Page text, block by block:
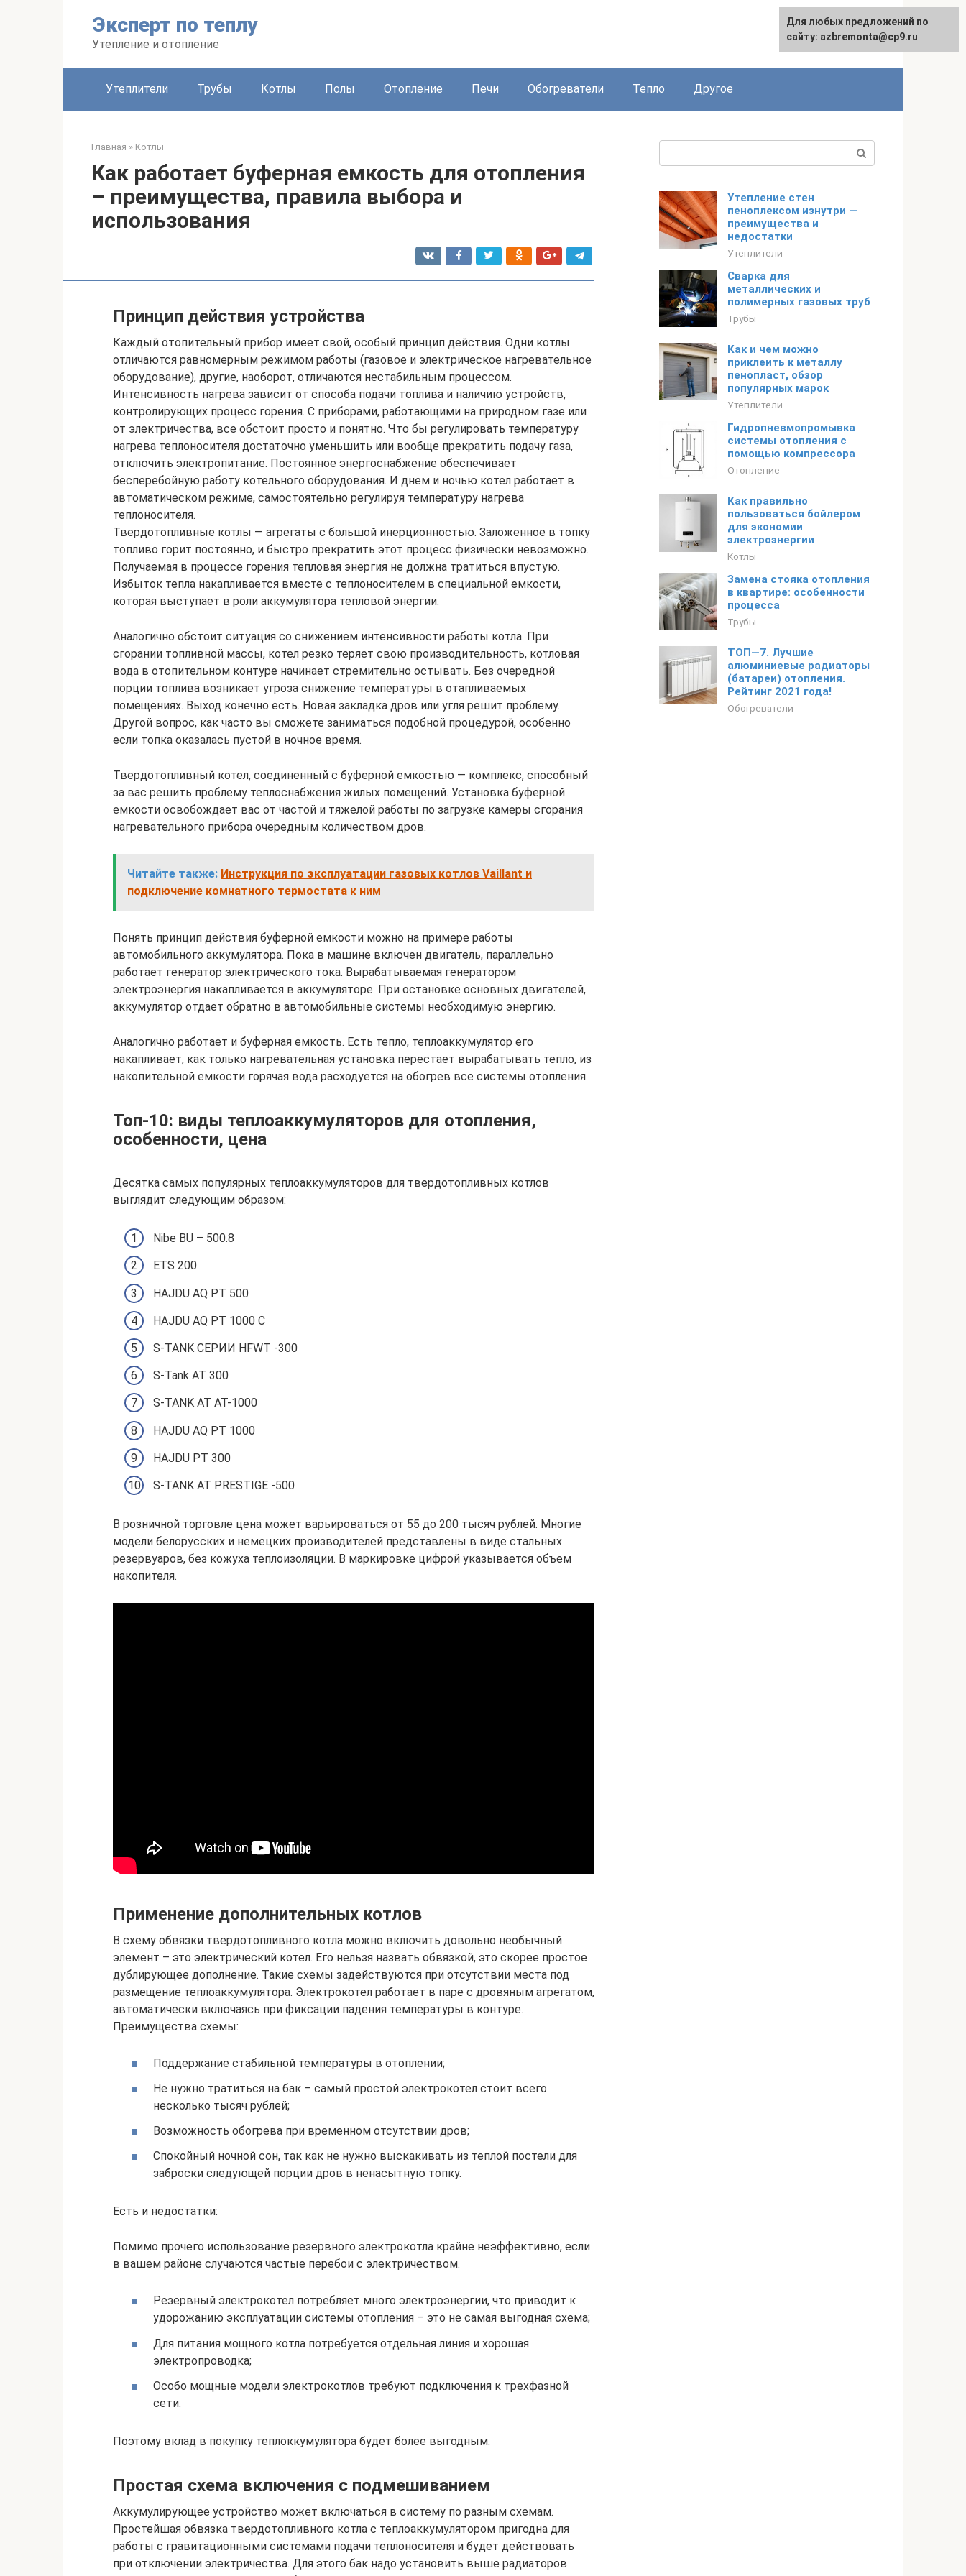
Эксперт по теплу
Утепление и отопление
English
Утеплители Трубы Котлы Полы Отопление Печи Обогреватели Тепло Другое
Главная » Котлы
Как работает буферная емкость для отопления
– преимущества, правила выбора и
использования
Принцип действия устройства
Каждый отопительный прибор имеет свой, особый принцип действия. Одни котлы
отличаются равномерным режимом работы (газовое и электрическое нагревательное
оборудование), другие, наоборот, отличаются нестабильным процессом.
Интенсивность нагрева зависит от способа подачи топлива и наличию устройств,
контролирующих процесс горения. С приборами, работающими на природном газе или
от электричества, все обстоит просто и понятно. Что бы регулировать температуру
нагрева теплоносителя достаточно уменьшить или вообще прекратить подачу газа,
отключить электропитание. Постоянное энергоснабжение обеспечивает
бесперебойную работу котельного оборудования. И днем и ночью котел работает в
автоматическом режиме, самостоятельно регулируя температуру нагрева
теплоносителя.
Твердотопливные котлы — агрегаты с большой инерционностью. Заложенное в топку
топливо горит постоянно, и быстро прекратить этот процесс физически невозможно.
Получаемая в процессе горения тепловая энергия не должна тратиться впустую.
Избыток тепла накапливается вместе с теплоносителем в специальной емкости,
которая выступает в роли аккумулятора тепловой энергии.
Аналогично обстоит ситуация со снижением интенсивности работы котла. При
сгорании топливной массы, котел резко теряет свою производительность, котловая
вода в отопительном контуре начинает стремительно остывать. Без очередной
порции топлива возникает угроза снижение температуры в отапливаемых
помещениях. Выход конечно есть. Новая закладка дров или угля решит проблему.
Другой вопрос, как часто вы сможете заниматься подобной процедурой, особенно
если топка оказалась пустой в ночное время.
Твердотопливный котел, соединенный с буферной емкостью — комплекс, способный
за вас решить проблему теплоснабжения жилых помещений. Установка буферной
емкости освобождает вас от частой и тяжелой работы по загрузке камеры сгорания
нагревательного прибора очередным количеством дров.
Читайте также: Инструкция по эксплуатации газовых котлов Vaillant и
подключение комнатного термостата к ним
Понять принцип действия буферной емкости можно на примере работы
автомобильного аккумулятора. Пока в машине включен двигатель, параллельно
работает генератор электрического тока. Вырабатываемая генератором
электроэнергия накапливается в аккумуляторе. При остановке основных двигателей,
аккумулятор отдает обратно в автомобильные системы необходимую энергию.
Аналогично работает и буферная емкость. Есть тепло, теплоаккумулятор его
накапливает, как только нагревательная установка перестает вырабатывать тепло, из
накопительной емкости горячая вода расходуется на обогрев все системы отопления.
Топ-10: виды теплоаккумуляторов для отопления,
особенности, цена
Десятка самых популярных теплоаккумуляторов для твердотопливных котлов
выглядит следующим образом:
Nibe BU – 500.8
ETS 200
HAJDU AQ PT 500
HAJDU AQ PT 1000 C
S-TANK СЕРИИ HFWT -300
S-Tank AT 300
S-TANK АТ AT-1000
HAJDU AQ PT 1000
HAJDU PT 300
S-TANK АТ PRESTIGE -500
В розничной торговле цена может варьироваться от 55 до 200 тысяч рублей. Многие
модели белорусских и немецких производителей представлены в виде стальных
резервуаров, без кожуха теплоизоляции. В маркировке цифрой указывается объем
накопителя.
Применение дополнительных котлов
В схему обвязки твердотопливного котла можно включить довольно необычный
элемент – это электрический котел. Его нельзя назвать обвязкой, это скорее простое
дублирующее дополнение. Такие схемы задействуются при отсутствии места под
размещение теплоаккумулятора. Электрокотел работает в паре с дровяным агрегатом,
автоматически включаясь при фиксации падения температуры в контуре.
Преимущества схемы:
Поддержание стабильной температуры в отоплении;
Не нужно тратиться на бак – самый простой электрокотел стоит всего
несколько тысяч рублей;
Возможность обогрева при временном отсутствии дров;
Спокойный ночной сон, так как не нужно выскакивать из теплой постели для
заброски следующей порции дров в ненасытную топку.
Есть и недостатки:
Помимо прочего использование резервного электрокотла крайне неэффективно, если
в вашем районе случаются частые перебои с электричеством.
Резервный электрокотел потребляет много электроэнергии, что приводит к
удорожанию эксплуатации системы отопления – это не самая выгодная схема;
Для питания мощного котла потребуется отдельная линия и хорошая
электропроводка;
Особо мощные модели электрокотлов требуют подключения к трехфазной
сети.
Поэтому вклад в покупку теплоккумулятора будет более выгодным.
Простая схема включения с подмешиванием
Аккумулирующее устройство может включаться в систему по разным схемам.
Простейшая обвязка твердотопливного котла с теплоаккумулятором пригодна для
работы с гравитационными системами подачи теплоносителя и будет действовать
при отключении электричества. Для этого бак надо установить выше радиаторов
Утепление стен
пеноплексом изнутри —
преимущества и
недостатки
Утеплители
Сварка для
металлических и
полимерных газовых труб
Трубы
Как и чем можно
приклеить к металлу
пенопласт, обзор
популярных марок
Утеплители
Гидропневмопромывка
системы отопления с
помощью компрессора
Отопление
Как правильно
пользоваться бойлером
для экономии
электроэнергии
Котлы
Замена стояка отопления
в квартире: особенности
процесса
Трубы
ТОП—7. Лучшие
алюминиевые радиаторы
(батареи) отопления.
Рейтинг 2021 года!
Обогреватели
Для любых предложений по
сайту: azbremonta@cp9.ru